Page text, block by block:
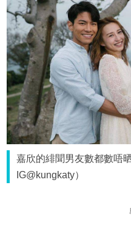
嘉欣的緋聞男友數都數唔
IG@kungkaty）